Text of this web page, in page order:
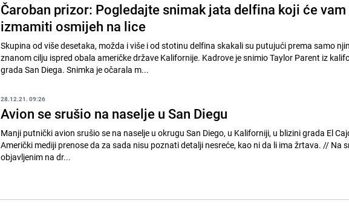
Čaroban prizor: Pogledajte snimak jata delfina koji će vam
izmamiti osmijeh na lice
Skupina od više desetaka, možda i više i od stotinu delfina skakali su putujući prema samo
znanom cilju ispred obala američke države Kalifornije. Kadrove je snimio Taylor Parent iz
grada San Diega. Snimka je očarala m...
28.12.21. 09:26
Avion se srušio na naselje u San Diegu
Manji putnički avion srušio se na naselje u okrugu San Diego, u Kaliforniji, u blizini grada El
Američki mediji prenose da za sada nisu poznati detalji nesreće, kao ni da li ima žrtava. // Na snimcima
objavljenim na dr...